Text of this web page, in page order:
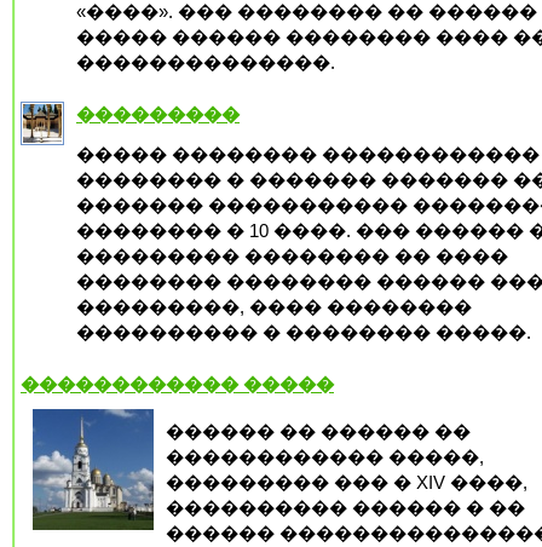
«����». ��� �������� �� ������
����� ������ �������� ����
��������������.
���������
����� �������� ������������
�������� � ������� �������
������� �����������
�������� � 10 ����. ��� ������
��������� �������� �� ����
�������� �������� ������
���������, ���� ��������
���������� � �������� �����.
������������ �����
������ �� ������ ��
������������ �����,
��������� ��� � XIV ����,
���������� ������ � ��
������